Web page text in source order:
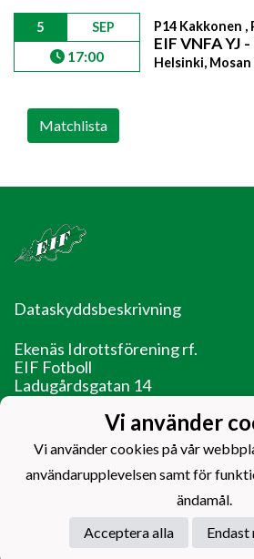
5 SEP
17:00
P14 Kakkonen ,
EIF VNFA YJ
Helsinki,
Matchlista
Dataskyddsbeskrivning
Ekenäs Idrottsförening rf.
EIF Fotboll
Ladugårdsgatan 14
EIF - Laget före jaget!
Powered by
Vi använder
Vi använder cookies på vår
användarupplevelsen samt för
ändamål.
Acceptera alla
Endast